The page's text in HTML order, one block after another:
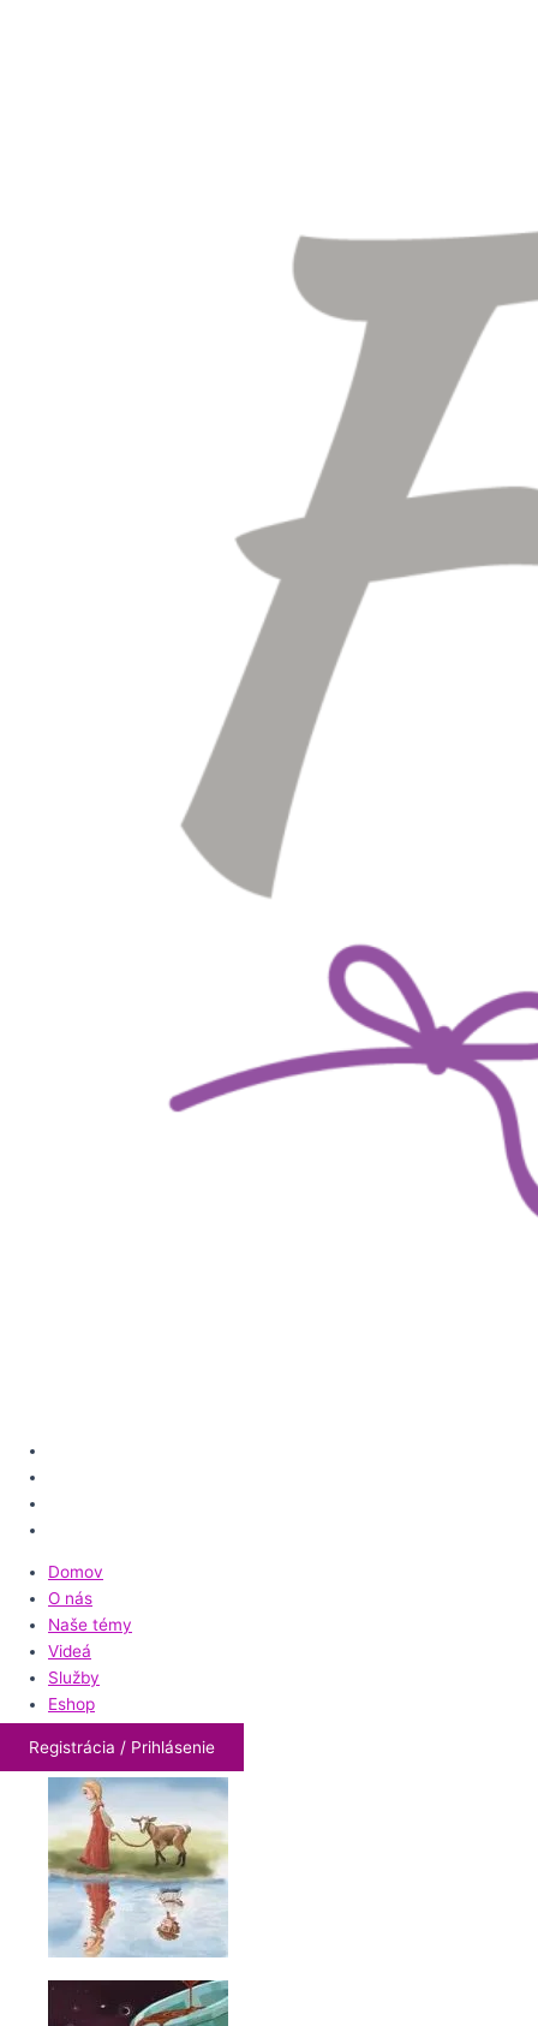
Domov
O nás
Naše témy
Videá
Služby
Eshop
Registrácia / Prihlásenie